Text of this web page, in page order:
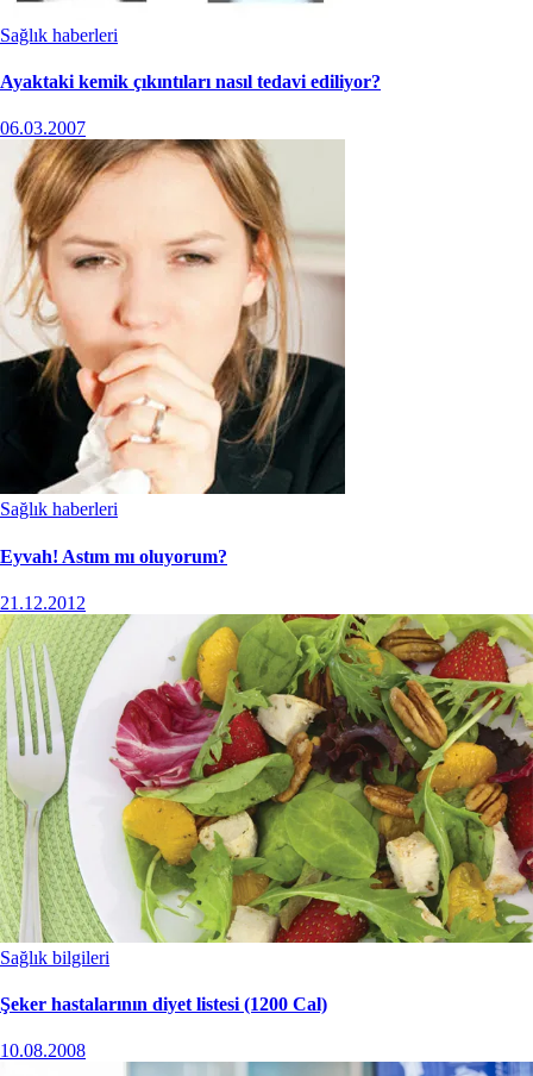
Sağlık haberleri
Ayaktaki kemik çıkıntıları nasıl tedavi ediliyor?
06.03.2007
Sağlık haberleri
Eyvah! Astım mı oluyorum?
21.12.2012
Sağlık bilgileri
Şeker hastalarının diyet listesi (1200 Cal)
10.08.2008